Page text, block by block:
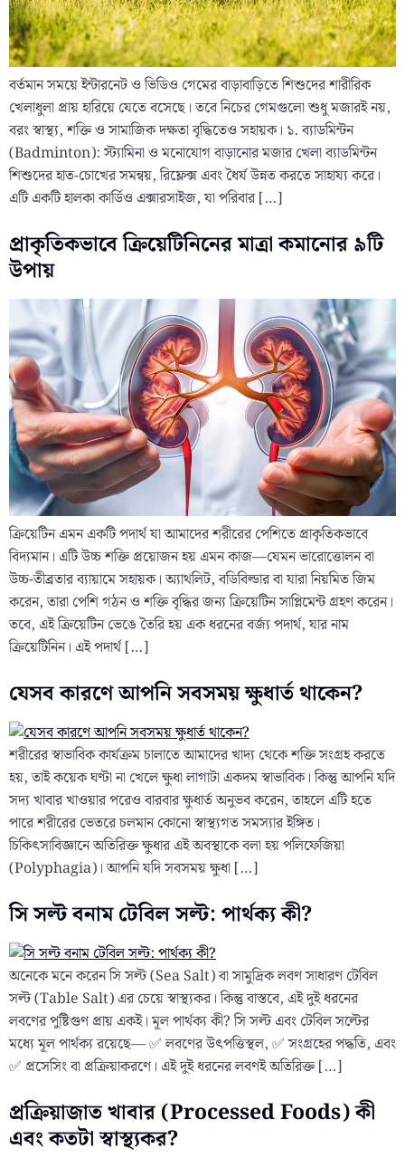
বর্তমান সময়ে ইন্টারনেট ও ভিডিও গেমের বাড়াবাড়িতে শিশুদের শারীরিক
খেলাধুলা প্রায় হারিয়ে যেতে বসেছে। তবে নিচের গেমগুলো শুধু মজারই নয়,
বরং স্বাস্থ্য, শক্তি ও সামাজিক দক্ষতা বৃদ্ধিতেও সহায়ক। ১. ব্যাডমিন্টন
(Badminton): স্ট্যামিনা ও মনোযোগ বাড়ানোর মজার খেলা ব্যাডমিন্টন
শিশুদের হাত-চোখের সমন্বয়, রিফ্লেক্স এবং ধৈর্য উন্নত করতে সাহায্য করে।
এটি একটি হালকা কার্ডিও এক্সারসাইজ, যা পরিবার […]
প্রাকৃতিকভাবে ক্রিয়েটিনিনের মাত্রা কমানোর ৯টি
উপায়
ক্রিয়েটিন এমন একটি পদার্থ যা আমাদের শরীরের পেশিতে প্রাকৃতিকভাবে
বিদ্যমান। এটি উচ্চ শক্তি প্রয়োজন হয় এমন কাজ—যেমন ভারোত্তোলন বা
উচ্চ-তীব্রতার ব্যায়ামে সহায়ক। অ্যাথলিট, বডিবিল্ডার বা যারা নিয়মিত জিম
করেন, তারা পেশি গঠন ও শক্তি বৃদ্ধির জন্য ক্রিয়েটিন সাপ্লিমেন্ট গ্রহণ করেন।
তবে, এই ক্রিয়েটিন ভেঙে তৈরি হয় এক ধরনের বর্জ্য পদার্থ, যার নাম
ক্রিয়েটিনিন। এই পদার্থ […]
যেসব কারণে আপনি সবসময় ক্ষুধার্ত থাকেন?
শরীরের স্বাভাবিক কার্যক্রম চালাতে আমাদের খাদ্য থেকে শক্তি সংগ্রহ করতে
হয়, তাই কয়েক ঘণ্টা না খেলে ক্ষুধা লাগাটা একদম স্বাভাবিক। কিন্তু আপনি যদি
সদ্য খাবার খাওয়ার পরেও বারবার ক্ষুধার্ত অনুভব করেন, তাহলে এটি হতে
পারে শরীরের ভেতরে চলমান কোনো স্বাস্থ্যগত সমস্যার ইঙ্গিত।
চিকিৎসাবিজ্ঞানে অতিরিক্ত ক্ষুধার এই অবস্থাকে বলা হয় পলিফেজিয়া
(Polyphagia)। আপনি যদি সবসময় ক্ষুধা […]
সি সল্ট বনাম টেবিল সল্ট: পার্থক্য কী?
অনেকে মনে করেন সি সল্ট (Sea Salt) বা সামুদ্রিক লবণ সাধারণ টেবিল
সল্ট (Table Salt) এর চেয়ে স্বাস্থ্যকর। কিন্তু বাস্তবে, এই দুই ধরনের
লবণের পুষ্টিগুণ প্রায় একই। মূল পার্থক্য কী? সি সল্ট এবং টেবিল সল্টের
মধ্যে মূল পার্থক্য রয়েছে— ✅ লবণের উৎপত্তিস্থল, ✅ সংগ্রহের পদ্ধতি, এবং
✅ প্রসেসিং বা প্রক্রিয়াকরণে। এই দুই ধরনের লবণই অতিরিক্ত […]
প্রক্রিয়াজাত খাবার (Processed Foods) কী
এবং কতটা স্বাস্থ্যকর?